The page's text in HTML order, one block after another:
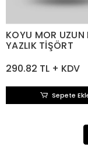
KOYU MOR UZUN
YAZLIK TİŞÖRT
290.82 TL + KDV
Sepete